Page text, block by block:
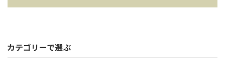
キーワード
カテゴリーで選ぶ